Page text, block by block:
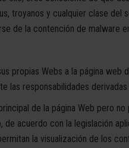
troyanos y cualquier clase del
de la contención de malware
propias Webs a la página
las responsabilidades derivadas
de la página Web pero
acuerdo con la legislación
la visualización de los